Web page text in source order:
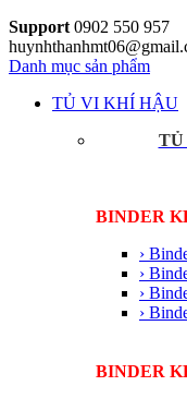
Support 0902 550 957
Danh mục sản phẩm
TỦ VI KHÍ HẬU
TỦ
BINDER
›
›
›
›
BINDER